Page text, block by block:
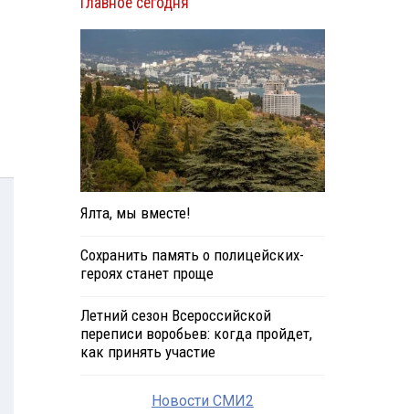
Ялта, мы вместе!
Сохранить память о полицейских-
героях станет проще
Летний сезон Всероссийской
переписи воробьев: когда пройдет,
как принять участие
Новости СМИ2